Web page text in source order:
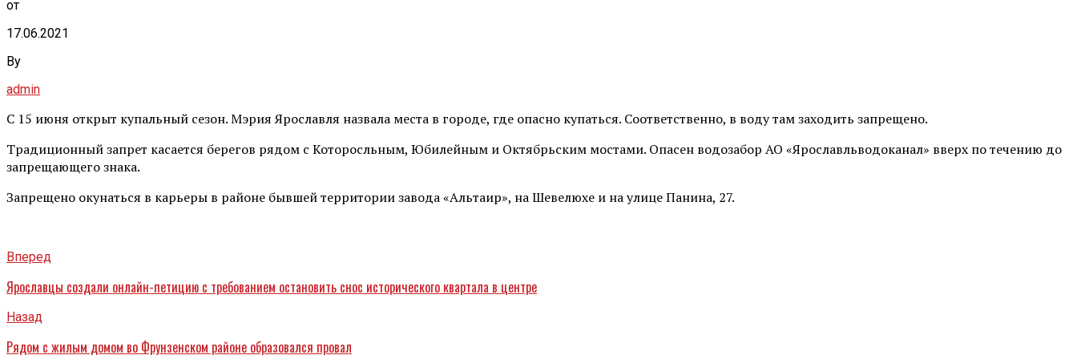
от
17.06.2021
By
admin
С 15 июня открыт купальный сезон. Мэрия Ярославля назвала места в городе, где опасно купаться. Соответственно, в воду там заходить запрещено.
Традиционный запрет касается берегов рядом с Которосльным, Юбилейным и Октябрьским мостами. Опасен водозабор АО «Ярославльводоканал» вверх по течению до
запрещающего знака.
Запрещено окунаться в карьеры в районе бывшей территории завода «Альтаир», на Шевелюхе и на улице Панина, 27.
Вперед
Ярославцы создали онлайн-петицию с требованием остановить снос исторического квартала в центре
Назад
Рядом с жилым домом во Фрунзенском районе образовался провал